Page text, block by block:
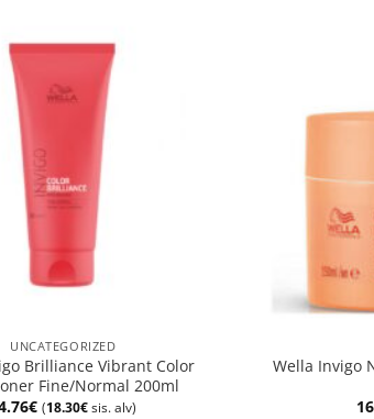
UNCATEGORIZED
Brilliance Vibrant Color
Fine/Normal 200ml
€ (18.30€ sis. alv)
Wella Invigo